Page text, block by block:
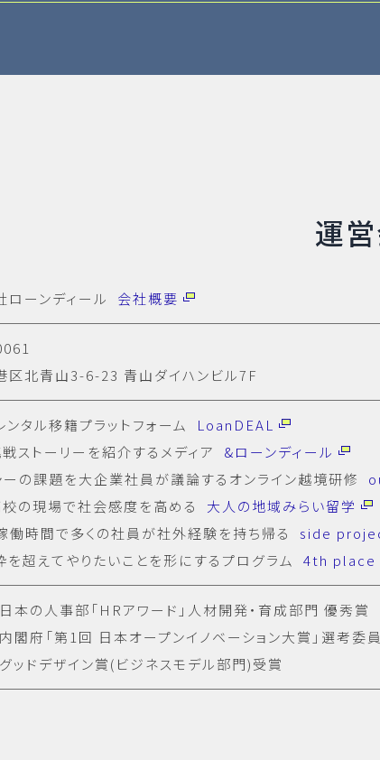
運
ローンディール 会社概要
区北青山3-6-23 青山ダイハンビル7F
タル移籍プラットフォーム
LoanDEAL
ストーリーを紹介するメディア
&ローンディール
ーの課題を大企業社員が議論するオンライン越境研修
校の現場で社会感度を高める
大人の地域みらい留学
働時間で多くの社員が社外経験を持ち帰る
side
を超えてやりたいことを形にするプログラム
4th place
本の人事部「HRアワード」人材開発・育成部門 優秀賞
閣府「第1回 日本オープンイノベーション大賞」選考委
ッドデザイン賞(ビジネスモデル部門)受賞